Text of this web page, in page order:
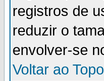
registros de
reduzir o
envolver-se
Voltar ao Topo